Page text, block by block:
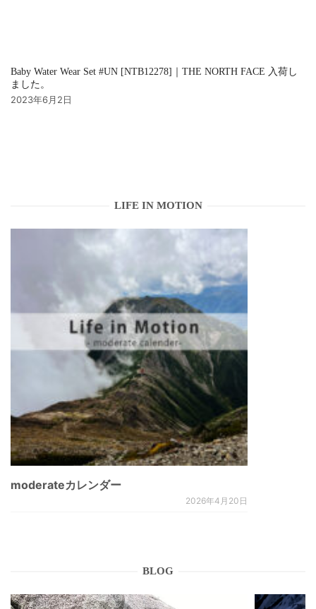
Baby Water Wear Set #UN [NTB12278]｜THE NORTH FACE 入荷し
ました。
2023年6月2日
LIFE IN MOTION
moderateカレンダー
2026年4月20日
BLOG